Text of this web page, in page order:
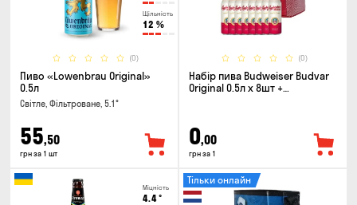
Щільність
12 %
(0)
Пиво «Lowenbrau Original»
0.5л
Світле, Фільтроване, 5.1°
55,50
грн за 1 шт
(0)
Набір пива Budweiser Budvar
Original 0.5л х 8шт +
0,00
грн за 1
Міцність
4.4°
Тільки онлайн